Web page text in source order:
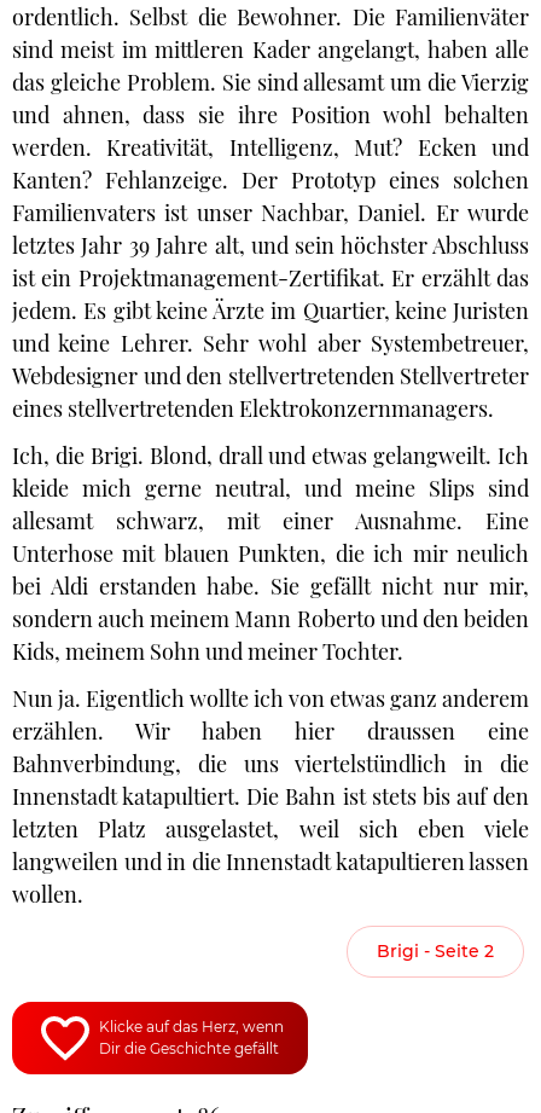
ordentlich. Selbst die Bewohner. Die Familienväter
sind meist im mittleren Kader angelangt, haben alle
das gleiche Problem. Sie sind allesamt um die Vierzig
und ahnen, dass sie ihre Position wohl behalten
werden. Kreativität, Intelligenz, Mut? Ecken und
Kanten? Fehlanzeige. Der Prototyp eines solchen
Familienvaters ist unser Nachbar, Daniel. Er wurde
letztes Jahr 39 Jahre alt, und sein höchster Abschluss
ist ein Projektmanagement-Zertifikat. Er erzählt das
jedem. Es gibt keine Ärzte im Quartier, keine Juristen
und keine Lehrer. Sehr wohl aber Systembetreuer,
Webdesigner und den stellvertretenden Stellvertreter
eines stellvertretenden Elektrokonzernmanagers.
Ich, die Brigi. Blond, drall und etwas gelangweilt. Ich
kleide mich gerne neutral, und meine Slips sind
allesamt schwarz, mit einer Ausnahme. Eine
Unterhose mit blauen Punkten, die ich mir neulich
bei Aldi erstanden habe. Sie gefällt nicht nur mir,
sondern auch meinem Mann Roberto und den beiden
Kids, meinem Sohn und meiner Tochter.
Nun ja. Eigentlich wollte ich von etwas ganz anderem
erzählen. Wir haben hier draussen eine
Bahnverbindung, die uns viertelstündlich in die
Innenstadt katapultiert. Die Bahn ist stets bis auf den
letzten Platz ausgelastet, weil sich eben viele
langweilen und in die Innenstadt katapultieren lassen
wollen.
Brigi - Seite 2
Klicke auf das Herz, wenn
Dir die Geschichte gefällt